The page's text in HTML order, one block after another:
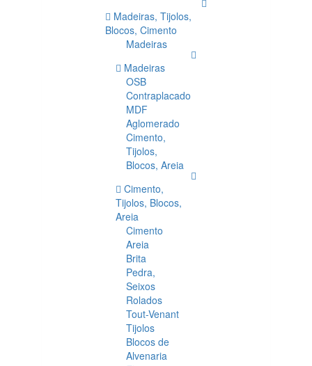
Madeiras, Tijolos,
Blocos, Cimento
Madeiras
Madeiras
OSB
Contraplacado
MDF
Aglomerado
Cimento,
Tijolos,
Blocos, Areia
Cimento,
Tijolos, Blocos,
Areia
Cimento
Areia
Brita
Pedra,
Seixos
Rolados
Tout-Venant
Tijolos
Blocos de
Alvenaria